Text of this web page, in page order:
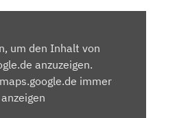
um den Inhalt von
anzuzeigen.
immer
anzeigen